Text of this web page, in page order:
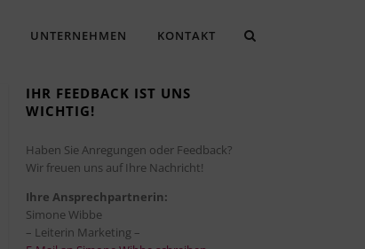
UNTERNEHMEN KONTAKT
IHR FEEDBACK IST UNS
WICHTIG!
Haben Sie Anregungen oder Feedback?
Wir freuen uns auf Ihre Nachricht!
Ihre Ansprechpartnerin:
Simone Wibbe
– Leiterin Marketing –